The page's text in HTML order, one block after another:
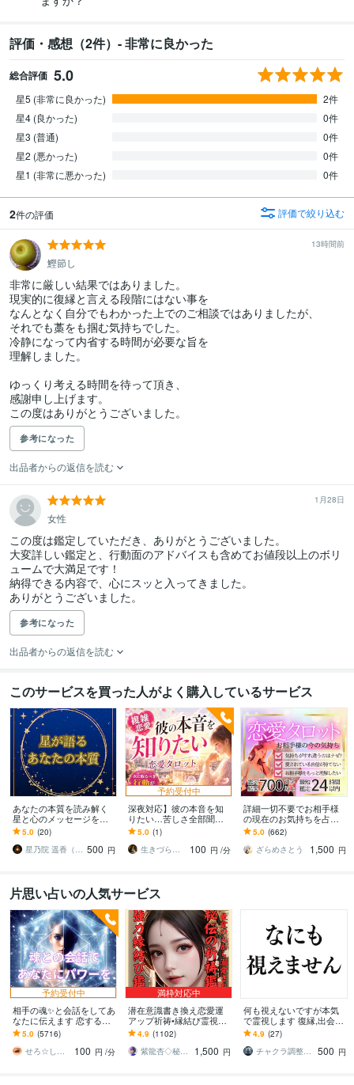
評価・感想（2件）- 非常に良かった
総合評価 5.0
星5 (非常に良かった)
2件
星4 (良かった)
0件
星3 (普通)
0件
星2 (悪かった)
0件
星1 (非常に悪かった)
0件
2件の評価 評価で絞り込む
13時間前
鰹節し
非常に厳しい結果ではありました。
現実的に復縁と言える段階にはない事を
なんとなく自分でもわかった上でのご相談ではありましたが、
それでも藁をも掴む気持ちでした。
冷静になって内省する時間が必要な旨を
理解しました。
ゆっくり考える時間を待って頂き、
感謝申し上げます。
この度はありがとうございました。
参考になった
出品者からの返信を読む
1月28日
女性
この度は鑑定していただき、ありがとうございました。
大変詳しい鑑定と、行動面のアドバイスも含めてお値段以上のボリ
ュームで大満足です！
納得できる内容で、心にスッと入ってきました。
ありがとうございました。
参考になった
出品者からの返信を読む
このサービスを買った人がよく購入しているサービス
あなたの本質を読み解く
星と心のメッセージを伝
えます 本当の自分に出会
うための道しるべです
5.0 (20)
星乃院 遥香（ほしのいん・はるか） 500 円
予約受付中
深夜対応】彼の本音を知
りたい…苦しさ全部聞き
ます 「何回同じ話でも大
丈夫。あなたの気持ちを
否定しません」
5.0 (1)
生きづらさに寄り添う九星気学鑑定士
100 円 /分
詳細一切不要でお相手様
の現在のお気持ちを占い
ます おふたりの現状か
ら、あなた様がやるとい
いことをお伝えします
5.0 (662)
ざらめさとう
1,500 円
片思い占いの人気サービス
予約受付中
相手の魂✨と会話をしてあ
なたに伝えます 恋するあ
なたに☘️最高のチャンス
を！
5.0 (5716)
せろ☆しあり
100 円 /分
満枠対応中
潜在意識書き換え恋愛運
アップ祈祷•縁結び霊視し
ます 秘伝の祈祷で思念伝
達、強力縁結び祈祷、恋
愛引き寄せ体質に
4.9 (1102)
紫龍杏◇秘伝の縁結び祈祷師
1,500 円
何も視えないですが本気
で霊視します 復縁,出会い,
片想い,金運,子育て,人間関
係どれも視えません
4.9 (27)
チャクラ調整師 天宮まこと
500 円